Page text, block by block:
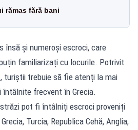
rămas fără bani
însă și numeroși escroci, care
familiarizați cu locurile. Potrivit
, turiștii trebuie să fie atenți la mai
frecvent în Grecia.
pot fi întâlniți escroci proveniți
Turcia, Republica Cehă, Anglia,